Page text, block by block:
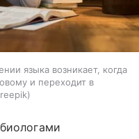
языка возникает, когда
и переходит в